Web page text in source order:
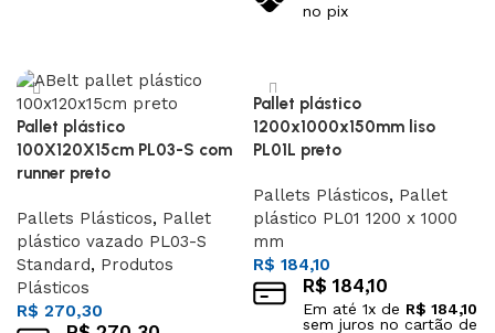
no pix
Pallet plástico
100X120X15cm PL03-S com
runner preto
Pallets Plásticos, Pallet
plástico vazado PL03-S
Standard, Produtos
Plásticos
R$ 270,30
Pallet plástico
1200x1000x150mm liso
PL01L preto
Pallets Plásticos, Pallet
plástico PL01 1200 x 1000
mm
R$ 184,10
R$ 184,10
Em até 1x de R$ 184,10
sem juros no cartão de